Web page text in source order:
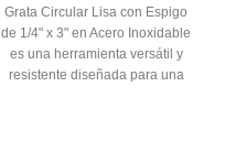
Grata Circular Lisa con Espigo
de 1/4" x 3" en Acero Inoxidable
es una herramienta versátil y
resistente diseñada para una